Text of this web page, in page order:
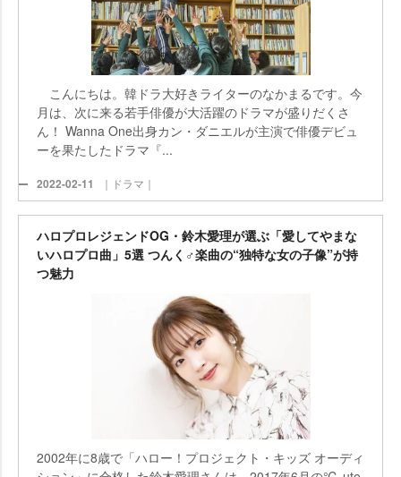
こんにちは。韓ドラ大好きライターのなかまるです。今
月は、次に来る若手俳優が大活躍のドラマが盛りだくさ
ん！ Wanna One出身カン・ダニエルが主演で俳優デビュ
ーを果たしたドラマ『...
2022-02-11 ｜ドラマ｜
ハロプロレジェンドOG・鈴木愛理が選ぶ「愛してやまな
いハロプロ曲」5選 つんく♂楽曲の“独特な女の子像”が持
つ魅力
2002年に8歳で「ハロー！プロジェクト・キッズ オーディ